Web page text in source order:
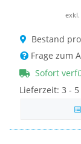
exkl.
Bestand
Frage zum
Sofort
Lieferzeit: 3 -